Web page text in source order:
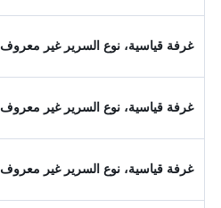
غرفة قياسية، نوع السرير غير معروف
غرفة قياسية، نوع السرير غير معروف
غرفة قياسية، نوع السرير غير معروف